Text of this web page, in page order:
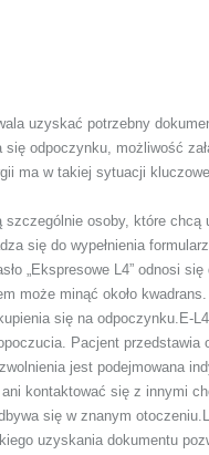
uzyskać potrzebny
odpoczynku, możliwość
ma w takiej sytuacji
szczególnie osoby, które
się do wypełnienia
„Ekspresowe L4” odnosi
może minąć około
się na odpoczynku.E-
Pacjent
jest podejmowana
kontaktować się z innymi
się w znanym
uzyskania dokumentu